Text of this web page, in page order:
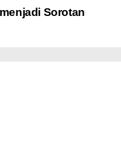
Sorotan